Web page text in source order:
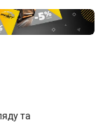
та